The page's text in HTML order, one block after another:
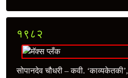
१९८२
सोपानदेव चौधरी – कवी. ‘काव्यकेतकी’,